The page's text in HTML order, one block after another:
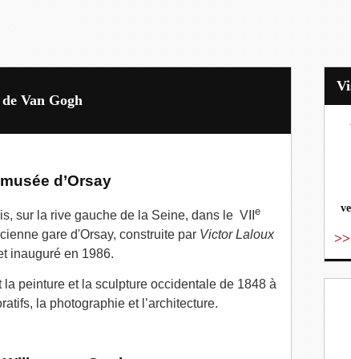
Van Gogh
d’Orsay
sur la rive gauche de la Seine, dans le VII e
gare d'Orsay, construite par Victor Laloux
inauguré en 1986.
peinture et la sculpture occidentale de 1848 à
la photographie et l’architecture.